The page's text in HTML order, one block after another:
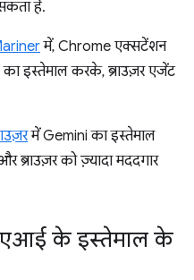
है.
में, Chrome एक्सटेंशन
इस्तेमाल करके, ब्राउज़र एजेंट
में Gemini का इस्तेमाल
ब्राउज़र को ज़्यादा मददगार
एआई के इस्तेमाल के